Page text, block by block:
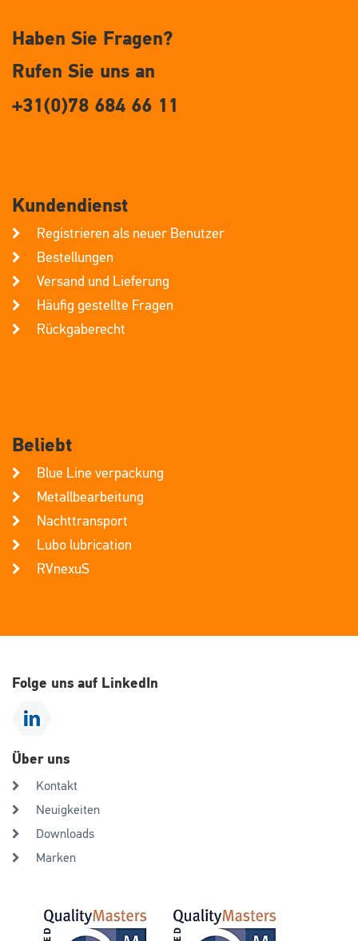
Haben Sie Fragen?
Rufen Sie uns an
+31(0)78 684 66 11
Kundendienst
Registrieren als neuer Benutzer
Bestellungen
Versand und Lieferung
Häufig gestellte Fragen
Rückgaberecht
Beliebt
Blue Line verpackung
Metallbearbeitung
Nachttransport
Lubo lubrication
RVnexuS
Folge uns auf LinkedIn
Über uns
Kontakt
Neuigkeiten
Downloads
Marken